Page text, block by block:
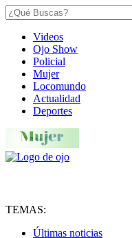
Videos
Ojo Show
Policial
Mujer
Locomundo
Actualidad
Deportes
TEMAS:
Últimas noticias